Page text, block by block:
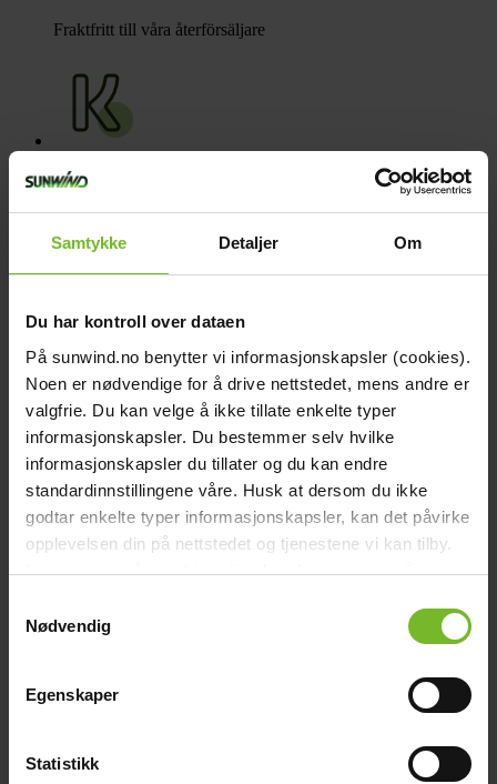
Samtykke Detaljer Om
Du har kontroll over dataen
På sunwind.no benytter vi informasjonskapsler (cookies).
Noen er nødvendige for å drive nettstedet, mens andre er
valgfrie. Du kan velge å ikke tillate enkelte typer
informasjonskapsler. Du bestemmer selv hvilke
informasjonskapsler du tillater og du kan endre
standardinnstillingene våre. Husk at dersom du ikke
godtar enkelte typer informasjonskapsler, kan det påvirke
opplevelsen din på nettstedet og tjenestene vi kan tilby.
Les mer om vårcookiepolicyher. Les mer om våre
Nødvendig
Egenskaper
Statistikk
Fraktfritt till våra återförsäljare
Betala med Klarna
Recensioner
Frågor och svar
Frakt och villkor
Beskrivning
Monteringssats med plastspoiler för husvagn/husbil som passar våra
solpaneler upp till 120W.
I monteringssatsen ingår:
2 st Plastspoiler 530 mm, vita
Skruvsats inkl gummilist
Monteringsanvisning
används.
Varumärke:Sunwind